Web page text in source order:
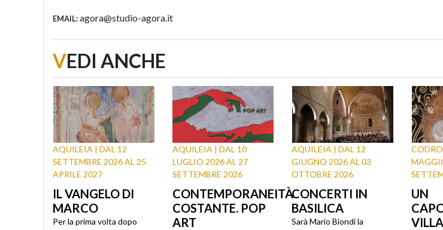
EMAIL:agora@studio-agora.it
VEDI ANCHE
AQUILEIA | DAL 12
SETTEMBRE 2026 AL 25
APRILE 2027
IL VANGELO DI
MARCO
Per la prima volta dopo
AQUILEIA | DAL 10
LUGLIO 2026 AL 27
SETTEMBRE 2026
CONTEMPORANEITÀ
COSTANTE. POP
ART
AQUILEIA | DAL 12
GIUGNO 2026 AL 03
OTTOBRE 2026
CONCERTI IN
BASILICA
Sarà Mario Biondi la
UN